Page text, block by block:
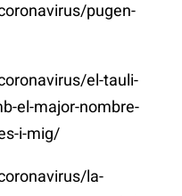
pugen-
el-tauli-
el-major-nombre-
i-mig/
la-